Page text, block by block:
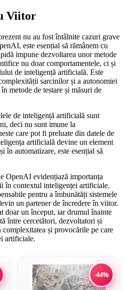
Viitor
nu au fost întâlnite cazuri grave
este esențial să rămânem cu
impune dezvoltarea unor metode
nu doar comportamentele, ci și
de inteligență artificială. Este
sarcinilor și a autonomiei
metode de testare și măsuri de
de inteligență artificială sunt
deci nu sunt imune la
care pot fi preluate din datele de
artificială devine un element
în automatizare, este esențial să
OpenAI evidențiază importanța
în contextul inteligenței artificiale.
pentru a îmbunătăți sistemele
un partener de încredere în viitor.
doar un început, iar drumul înainte
între cercetători, dezvoltatori și
și provocările pe care
artificiale.
-44%